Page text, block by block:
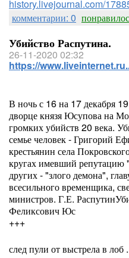
history.livejournal.com/
комментарии: 0
Убийство Распутина.
26-11-2020 02:32
https://
В ночь с 16 на 17 декабря
дворце князя Юсупова на
громких убийств 20 века.
семье человек - Григорий
крестьянин села
кругах имевший репутацию
других - "злого демона",
всесильного временщика,
министров. Г.Е.
Феликсович Юс
+++
след пули от выстрела в лоб